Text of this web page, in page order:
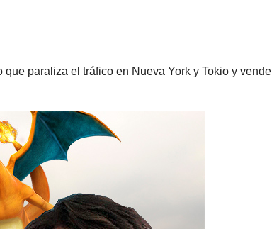
paraliza el tráfico en Nueva York y Tokio y vende